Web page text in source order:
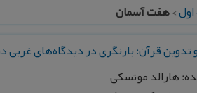
>هفت آسمان
تدوین قرآن: بازنگری در دیدگاه‌های
هارالد موتسکی